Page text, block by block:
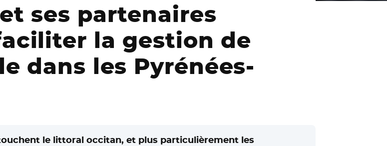
ses partenaires
la gestion de
dans les Pyrénées-
le littoral occitan, et plus particulièrement les